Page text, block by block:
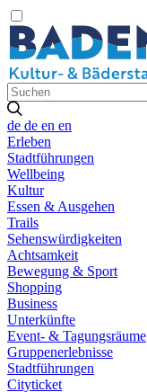
de de en en
Erleben
Stadtführungen
Wellbeing
Kultur
Essen & Ausgehen
Trails
Sehenswürdigkeiten
Achtsamkeit
Bewegung & Sport
Shopping
Business
Unterkünfte
Event- & Tagungsräume
Gruppenerlebnisse
Stadtführungen
Cityticket